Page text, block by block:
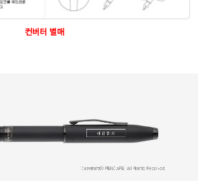
컨버터 별매